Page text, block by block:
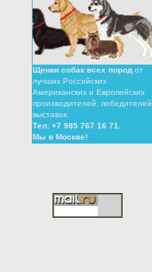
Щенки собак всех пород от
лучших Российских
Американских и Европейских
производителей, победителей
выставок.
Тел: +7 985 767 16 71.
Мы в Москве!